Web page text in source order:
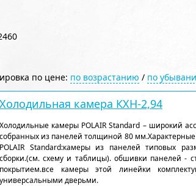
по цене: по возрастанию / по
Холодильная камера КХН-2,94
Холодильные камеры POLAIR Standard – широкий
собранных из панелей толщиной 80
POLAIR Standard:камеры из панелей типовых
сборки.(см. схему и таблицы). обшивки панелей -
покрытием.все камеры этой линейки
универсальными дверьми.